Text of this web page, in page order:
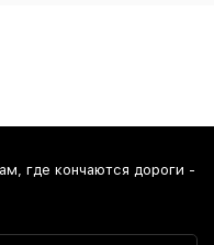
где кончаются дороги -